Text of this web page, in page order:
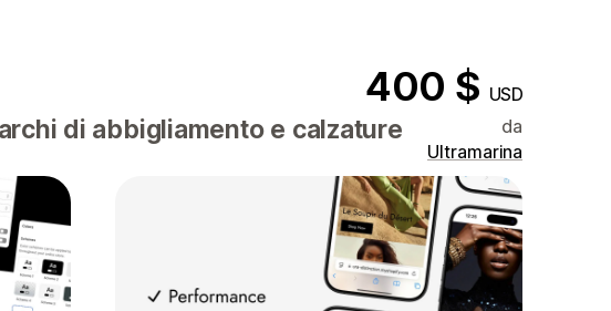
400 $ USD
di abbigliamento e calzature
da
Ultramarina